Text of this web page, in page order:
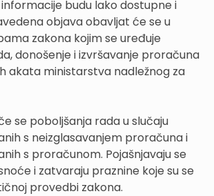
budu lako dostupne i
objava obavljat će se u
zakona kojim se uređuje
donošenje i izvršavanje proračuna
akata ministarstva nadležnog za
se poboljšanja rada u slučaju
s neizglasavanjem proračuna i
s proračunom. Pojašnjavaju se
i zatvaraju praznine koje su se
provedbi zakona.